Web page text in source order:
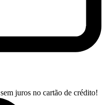
sem juros no cartão de crédito!